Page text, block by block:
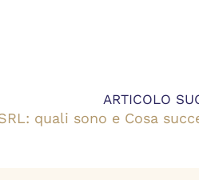
ARTICOLO